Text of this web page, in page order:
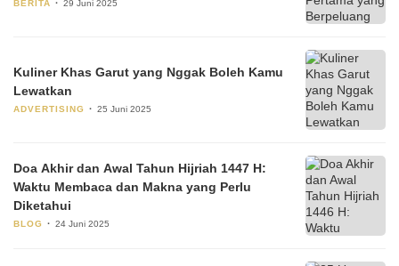
BERITA 29 Juni 2025
Kuliner Khas Garut yang Nggak Boleh Kamu
Lewatkan
ADVERTISING 25 Juni 2025
Doa Akhir dan Awal Tahun Hijriah 1447 H:
Waktu Membaca dan Makna yang Perlu
Diketahui
BLOG 24 Juni 2025